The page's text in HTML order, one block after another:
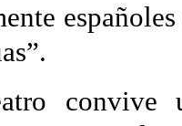
convive